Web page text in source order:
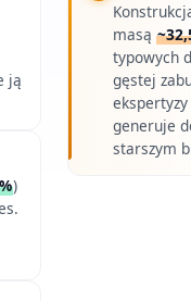
ją
)
masą
typowych
gęstej
generuje
starszym